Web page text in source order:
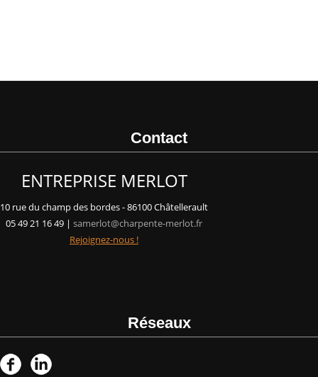
Contact
ENTREPRISE MERLOT
10 rue du champ des bordes - 86100 Châtellerault
05 49 21 16 49 | samerlot@charpente-merlot.fr
Rejoignez-nous !
Réseaux